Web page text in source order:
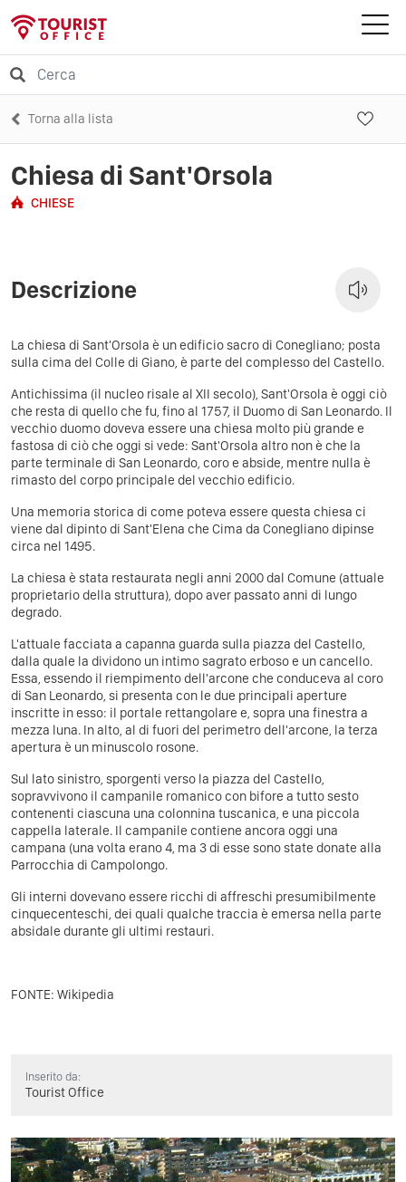
Torna alla lista
Chiesa di Sant'Orsola
CHIESE
Descrizione
La chiesa di Sant'Orsola è un edificio sacro di Conegliano; posta
sulla cima del Colle di Giano, è parte del complesso del Castello.
Antichissima (il nucleo risale al XII secolo), Sant'Orsola è oggi ciò
che resta di quello che fu, fino al 1757, il Duomo di San Leonardo. Il
vecchio duomo doveva essere una chiesa molto più grande e
fastosa di ciò che oggi si vede: Sant'Orsola altro non è che la
parte terminale di San Leonardo, coro e abside, mentre nulla è
rimasto del corpo principale del vecchio edificio.
Una memoria storica di come poteva essere questa chiesa ci
viene dal dipinto di Sant'Elena che Cima da Conegliano dipinse
circa nel 1495.
La chiesa è stata restaurata negli anni 2000 dal Comune (attuale
proprietario della struttura), dopo aver passato anni di lungo
degrado.
L'attuale facciata a capanna guarda sulla piazza del Castello,
dalla quale la dividono un intimo sagrato erboso e un cancello.
Essa, essendo il riempimento dell'arcone che conduceva al coro
di San Leonardo, si presenta con le due principali aperture
inscritte in esso: il portale rettangolare e, sopra una finestra a
mezza luna. In alto, al di fuori del perimetro dell'arcone, la terza
apertura è un minuscolo rosone.
Sul lato sinistro, sporgenti verso la piazza del Castello,
sopravvivono il campanile romanico con bifore a tutto sesto
contenenti ciascuna una colonnina tuscanica, e una piccola
cappella laterale. Il campanile contiene ancora oggi una
campana (una volta erano 4, ma 3 di esse sono state donate alla
Parrocchia di Campolongo.
Gli interni dovevano essere ricchi di affreschi presumibilmente
cinquecenteschi, dei quali qualche traccia è emersa nella parte
absidale durante gli ultimi restauri.
FONTE: Wikipedia
Inserito da:
Tourist Office